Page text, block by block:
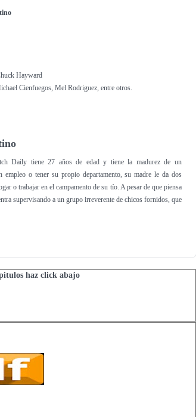
Hayward
Cienfuegos, Mel Rodriguez, entre otros.
Daily tiene 27 años de edad y tiene la madurez de un
empleo o tener su propio departamento, su madre le da dos
o trabajar en el campamento de su tío. A pesar de que piensa
supervisando a un grupo irreverente de chicos fornidos, que
haz click abajo